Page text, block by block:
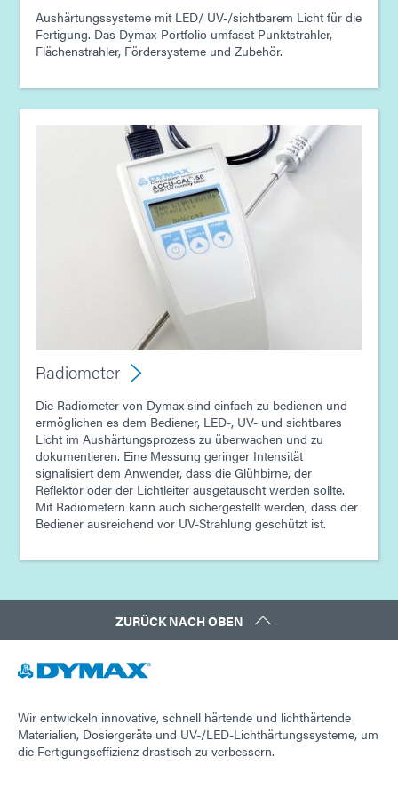
Aushärtungssysteme mit LED/ UV-/sichtbarem Licht für die
Fertigung. Das Dymax-Portfolio umfasst Punktstrahler,
Flächenstrahler, Fördersysteme und Zubehör.
Radiometer
Die Radiometer von Dymax sind einfach zu bedienen und
ermöglichen es dem Bediener, LED-, UV- und sichtbares
Licht im Aushärtungsprozess zu überwachen und zu
dokumentieren. Eine Messung geringer Intensität
signalisiert dem Anwender, dass die Glühbirne, der
Reflektor oder der Lichtleiter ausgetauscht werden sollte.
Mit Radiometern kann auch sichergestellt werden, dass der
Bediener ausreichend vor UV-Strahlung geschützt ist.
ZURÜCK NACH OBEN
Wir entwickeln innovative, schnell härtende und lichthärtende
Materialien, Dosiergeräte und UV-/LED-Lichthärtungssysteme, um
die Fertigungseffizienz drastisch zu verbessern.